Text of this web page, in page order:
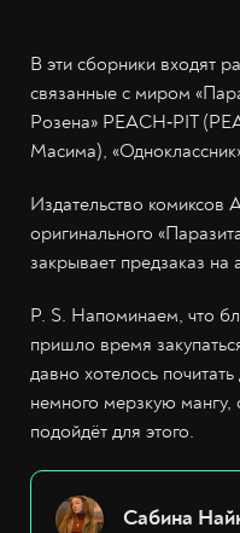
В эти сборники входят
связанные с миром
Розена» PEACH‐PIT
Масима),
Издательство комиксов
оригинального
закрывает предзаказ на
P. S. Напоминаем, что
пришло время
давно хотелось
немного мерзкую мангу,
подойдёт для этого.
Сабина